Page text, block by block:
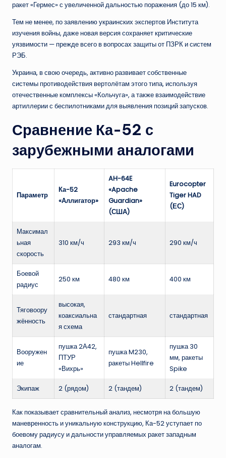
ракет «Гермес» с увеличенной дальностью поражения (до 15 км).
Тем не менее, по заявлению украинских экспертов Института
изучения войны, даже новая версия сохраняет критические
уязвимости — прежде всего в вопросах защиты от ПЗРК и систем
РЭБ.
Украина, в свою очередь, активно развивает собственные
системы противодействия вертолётам этого типа, используя
отечественные комплексы «Кольчуга», а также взаимодействие
артиллерии с беспилотниками для выявления позиций запусков.
Сравнение Ка-52 с
зарубежными аналогами
Параметр
Ка-52
«Аллигатор»
AH-64E
«Apache
Guardian»
(США)
Eurocopter
Tiger HAD
(ЕС)
Максимал
ьная
скорость
310 км/ч 293 км/ч 290 км/ч
Боевой
радиус
250 км 480 км 400 км
Тяговоору
жённость
высокая,
коаксиальна
я схема
стандартная стандартная
Вооружен
ие
пушка 2А42,
ПТУР
«Вихрь»
пушка M230,
ракеты Hellfire
пушка 30
мм, ракеты
Spike
Экипаж 2 (рядом) 2 (тандем) 2 (тандем)
Как показывает сравнительный анализ, несмотря на большую
маневренность и уникальную конструкцию, Ка-52 уступает по
боевому радиусу и дальности управляемых ракет западным
аналогам.